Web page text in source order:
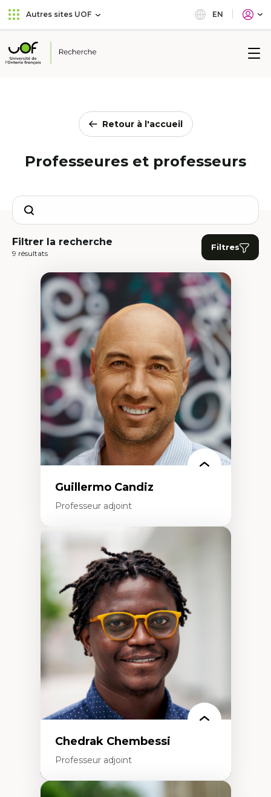
Aller
au
principal
Passer
au
Autres sites UOF EN
Université
Retour à l'accueil
Professeures et professeurs
Search
Filtrer la recherche
9 résultats
Filtres
Guillermo Candiz
Professeur adjoint
Expertises
Trajectoires migratoires
Migrations forcées
Études des frontières; Enjeux géopolitiques
des migrations
Politiques migratoires
Réfugiés
Demandeurs d’asile
Migrations irrégulières
Migrations temporaires
Migration et changement climatique
Migration et développement
Chedrak Chembessi
Professeur adjoint